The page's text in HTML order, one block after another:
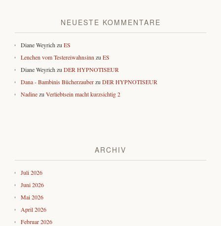
NEUESTE KOMMENTARE
Diane Weyrich zu ES
Lenchen vom Testereiwahnsinn zu ES
Diane Weyrich zu DER HYPNOTISEUR
Dana - Bambinis Bücherzauberzu DER HYPNOTISEUR
Nadinezu Verliebtsein macht kurzsichtig 2
ARCHIV
Juli 2026
Juni 2026
Mai 2026
April 2026
Februar 2026